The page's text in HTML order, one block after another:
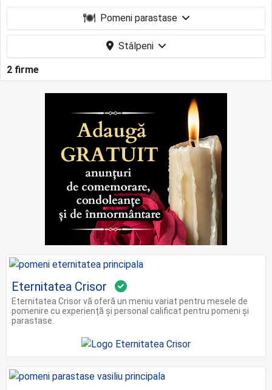
2 firme
Eternitatea Crisor
Eternitatea Crisor vă oferă un meniu variat pentru mesele de
pomenire cu experiență și personal calificat pentru pomeni și
parastase.